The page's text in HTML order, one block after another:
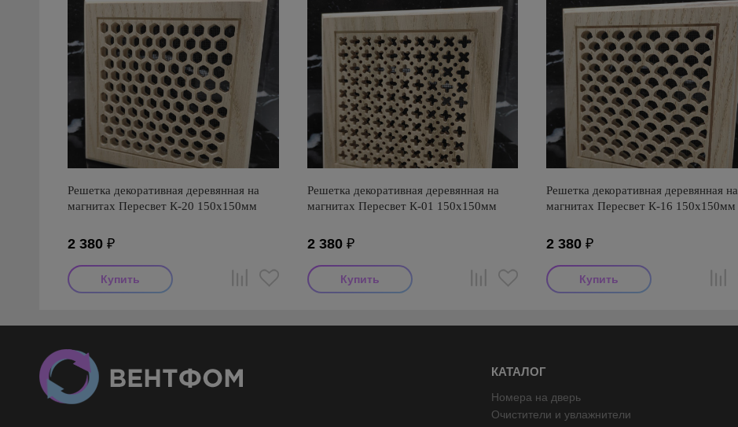
Решетка декоративная деревянная на
магнитах Пересвет К-20 150х150мм
2 380 ₽
Решетка декоративная деревянная на
магнитах Пересвет К-01 150х150мм
2 380₽
Решетка декоративная деревянная на
магнитах Пересвет К-16 150х150мм
2 380 ₽
КАТАЛОГ
Номера на дверь
Очистители и увлажнители